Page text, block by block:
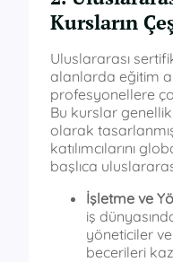
Kursların
Uluslararası
alanlarda eğitim
profesyonellere
Bu kurslar
olarak
katılımcılarını
başlıca
İşletme ve
iş
yöneticiler
becerileri